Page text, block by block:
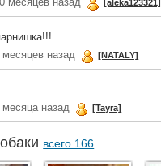
[aleka123321]
месяцев назад
[NATALY]
месяца назад
[Tayra]
всего 166